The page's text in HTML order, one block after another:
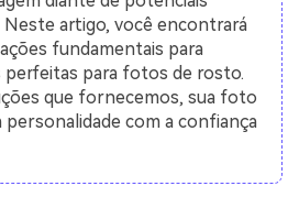
artigo, você encontrará
fundamentais para
perfeitas para fotos de rosto.
que fornecemos, sua foto
com a confiança